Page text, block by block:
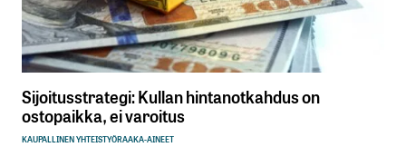
Sijoitusstrategi: Kullan hintanotkahdus on
ostopaikka, ei varoitus
KAUPALLINEN YHTEISTYÖRAAKA-AINEET